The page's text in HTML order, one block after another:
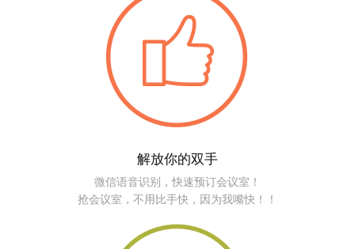
解放你的双手
微信语音识别，快速预订会议室！
抢会议室，不用比手快，因为我嘴快！！